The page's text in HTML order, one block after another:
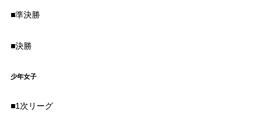
■準決勝
■決勝
少年女子
■1次リーグ